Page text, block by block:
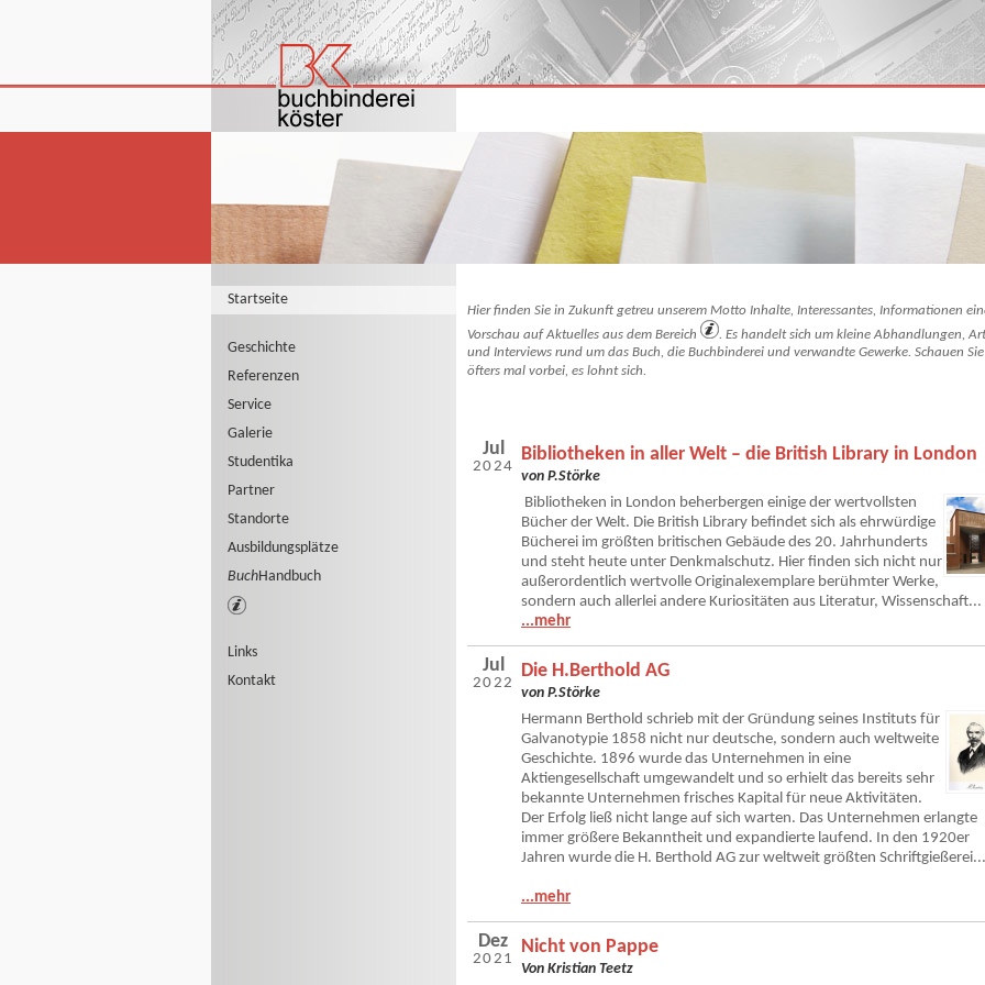
Startseite
Geschichte
Referenzen
Service
Galerie
Studentika
Partner
Standorte
Ausbildungsplätze
BuchHandbuch
Links
Kontakt
Hier finden Sie in Zukunft getreu unserem Motto Inhalte, Interessantes, Informationen
Vorschau auf Aktuelles aus dem Bereich
. Es handelt sich um kleine Abhandlungen,
und Interviews rund um das Buch, die Buchbinderei und verwandte Gewerke. Schauen Sie
öfters mal vorbei, es lohnt sich.
Jul
2024
Bibliotheken in aller Welt – die British Library in London
von P.Störke
Bibliotheken in London beherbergen einige der wertvollsten
Bücher der Welt. Die British Library befindet sich als ehrwürdige
Bücherei im größten britischen Gebäude des 20. Jahrhunderts
und steht heute unter Denkmalschutz. Hier finden sich nicht nur
außerordentlich wertvolle Originalexemplare berühmter Werke,
sondern auch allerlei andere Kuriositäten aus Literatur, Wissenschaft...
...mehr
Jul
2022
Die H.Berthold AG
von P.Störke
Hermann Berthold schrieb mit der Gründung seines Instituts für
Galvanotypie 1858 nicht nur deutsche, sondern auch weltweite
Geschichte. 1896 wurde das Unternehmen in eine
Aktiengesellschaft umgewandelt und so erhielt das bereits sehr
bekannte Unternehmen frisches Kapital für neue Aktivitäten.
Der Erfolg ließ nicht lange auf sich warten. Das Unternehmen erlangte
immer größere Bekanntheit und expandierte laufend. In den 1920er
Jahren wurde die H. Berthold AG zur weltweit größten Schriftgießerei...
...mehr
Dez
2021
Nicht von Pappe
Von Kristian Teetz